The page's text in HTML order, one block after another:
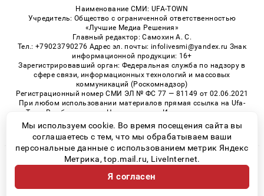
Наименование СМИ: UFA-TOWN
Учредитель: Общество с ограниченной ответственностью
«Лучшие Медиа Решения»
Главный редактор: Самохин А. С.
Тел.: +79023790276 Адрес эл. почты: infolivesmi@yandex.ru Знак
информационной продукции: 16+
Зарегистрировавший орган: Федеральная служба по надзору в
сфере связи, информационных технологий и массовых
коммуникаций (Роскомнадзор)
Регистрационный номер СМИ ЭЛ № ФС 77 — 81149 от 02.06.2021
При любом использовании материалов прямая ссылка на Ufa-
Town.Ru обязательна. Цитирование в Интернете возможно
только при наличии письменного разрешения.
© 2026 «Ufa-Town» | Все права защищены
Возрастная категория сайта 16+
Политика конфиденциальности
Мы используем cookie. Во время посещения сайта вы
соглашаетесь с тем, что мы обрабатываем ваши
персональные данные с использованием метрик Яндекс
Метрика, top.mail.ru, LiveInternet.
Я согласен